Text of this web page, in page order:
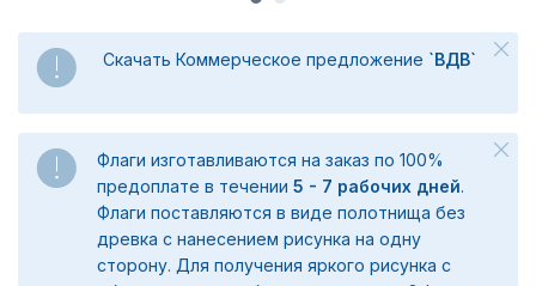
Скачать Коммерческое предложение `ВДВ`
Флаги изготавливаются на заказ по 100%
предоплате в течении 5 - 7 рабочих дней.
Флаги поставляются в виде полотнища без
древка с нанесением рисунка на одну
сторону. Для получения яркого рисунка с